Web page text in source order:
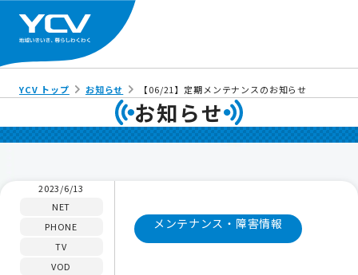
YCV トップ お知らせ 【06/21】定期メンテナンスのお知らせ
お知らせ
2023/6/13
NET
PHONE
TV
VOD
メンテナンス・障害情報